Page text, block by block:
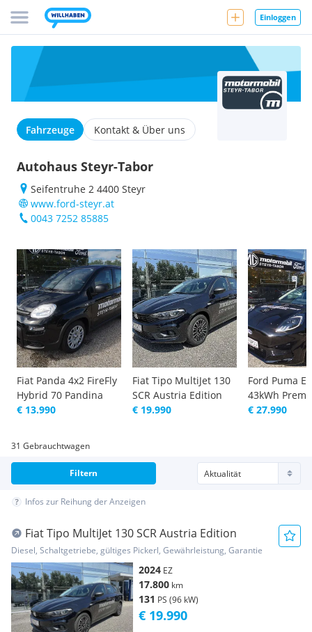
Einloggen
Fahrzeuge Kontakt & Über uns
Autohaus Steyr-Tabor
Seifentruhe 2 4400 Steyr
www.ford-steyr.at
0043 7252 85885
Fiat Panda 4x2 FireFly
Hybrid 70 Pandina
€ 13.990
Fiat Tipo MultiJet 130
SCR Austria Edition
€ 19.990
Ford Puma
43kWh
€ 27.990
31 Gebrauchtwagen
Filtern
Infos zur Reihung der Anzeigen
Fiat Tipo MultiJet 130 SCR Austria Edition
Diesel, Schaltgetriebe, gültiges Pickerl, Gewährleistung, Garantie
2024 EZ
17.800 km
131 PS (96 kW)
€ 19.990